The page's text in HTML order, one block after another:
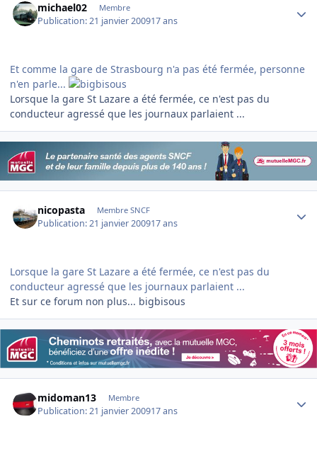
michael02 Membre
Publication:21 janvier 200917 ans
Et comme la gare de Strasbourg n'a pas été fermée, personne
n'en parle...
Lorsque la gare St Lazare a été fermée, ce n'est pas du
conducteur agressé que les journaux parlaient ...
nicopasta Membre SNCF
Publication:21 janvier 200917 ans
Lorsque la gare St Lazare a été fermée, ce n'est pas du
conducteur agressé que les journaux parlaient ...
Et sur ce forum non plus... bigbisous
midoman13 Membre
Publication:21 janvier 200917 ans